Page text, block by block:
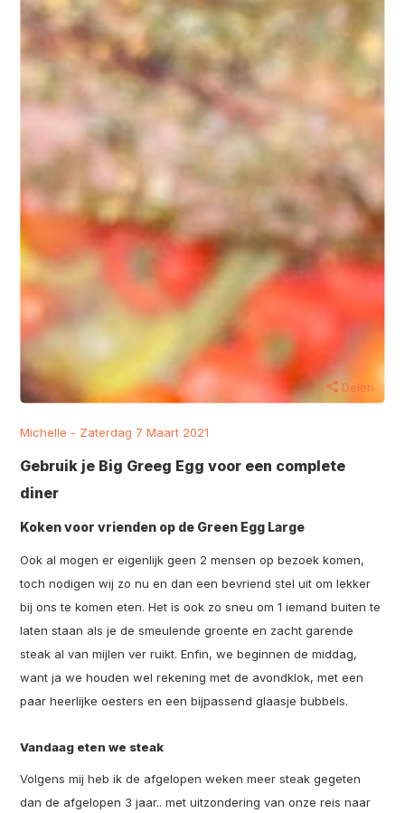
Delen
Michelle - Zaterdag 7 Maart 2021
Gebruik je Big Greeg Egg voor een complete
diner
Koken voor vrienden op de Green Egg Large
Ook al mogen er eigenlijk geen 2 mensen op bezoek komen,
toch nodigen wij zo nu en dan een bevriend stel uit om lekker
bij ons te komen eten. Het is ook zo sneu om 1 iemand buiten te
laten staan als je de smeulende groente en zacht garende
steak al van mijlen ver ruikt. Enfin, we beginnen de middag,
want ja we houden wel rekening met de avondklok, met een
paar heerlijke oesters en een bijpassend glaasje bubbels.
Vandaag eten we steak
Volgens mij heb ik de afgelopen weken meer steak gegeten
dan de afgelopen 3 jaar.. met uitzondering van onze reis naar